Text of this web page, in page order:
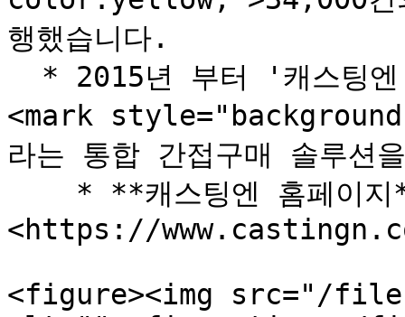
행했습니다.
<mark
라는 통합 간접구매 솔루션
<https://
<figure><img src="/files/